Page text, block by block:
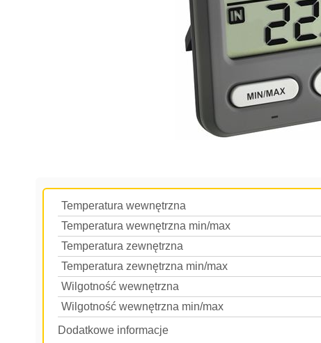
Temperatura wewnętrzna
Temperatura wewnętrzna min/max
Temperatura zewnętrzna
Temperatura zewnętrzna min/max
Wilgotność wewnętrzna
Wilgotność wewnętrzna min/max
Dodatkowe informacje